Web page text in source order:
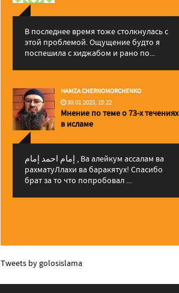
В последнее время тоже столкнулась с
этой проблемой. Ощущение будто я
поспешила с хиджабом и рано по...
HAMZA CHERNOMORCHENKO
30.01.2025, 15:22
Мнение по теме о 73-х течениях
в исламе
إمام احمد إمام , Ва алейкум ассалам ва
рахматуЛлахи ва баракятух! Спасибо
брат за то что попробовал ...
Tweets by golosislama